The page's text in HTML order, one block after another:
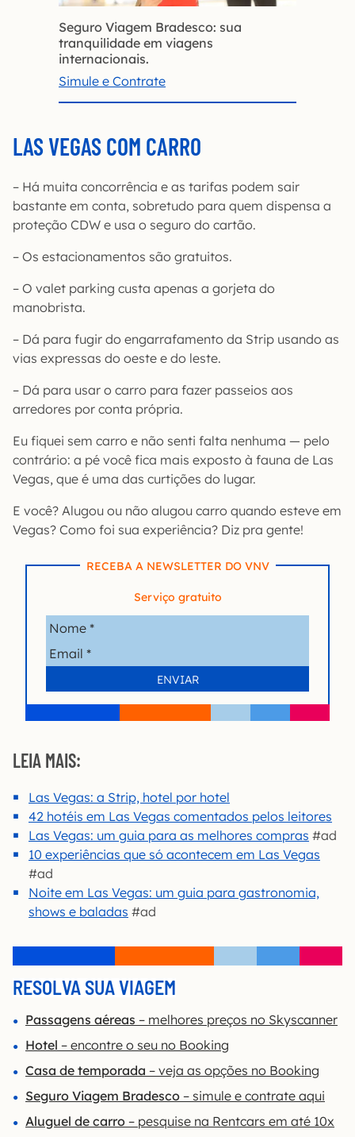
Seguro Viagem Bradesco: sua
tranquilidade em viagens
internacionais.
Simule e Contrate
LAS VEGAS COM CARRO
– Há muita concorrência e as tarifas podem sair
bastante em conta, sobretudo para quem dispensa a
proteção CDW e usa o seguro do cartão.
– Os estacionamentos são gratuitos.
– O valet parking custa apenas a gorjeta do
manobrista.
– Dá para fugir do engarrafamento da Strip usando as
vias expressas do oeste e do leste.
– Dá para usar o carro para fazer passeios aos
arredores por conta própria.
Eu fiquei sem carro e não senti falta nenhuma — pelo
contrário: a pé você fica mais exposto à fauna de Las
Vegas, que é uma das curtições do lugar.
E você? Alugou ou não alugou carro quando esteve em
Vegas? Como foi sua experiência? Diz pra gente!
RECEBA A NEWSLETTER DO VNV
Serviço gratuito
LEIA MAIS:
Las Vegas: a Strip, hotel por hotel
42 hotéis em Las Vegas comentados pelos leitores
Las Vegas: um guia para as melhores compras #ad
10 experiências que só acontecem em Las Vegas
#ad
Noite em Las Vegas: um guia para gastronomia,
shows e baladas #ad
RESOLVA SUA VIAGEM
Passagens aéreas – melhores preços no Skyscanner
Hotel – encontre o seu no Booking
Casa de temporada – veja as opções no Booking
Seguro Viagem Bradesco – simule e contrate aqui
Aluguel de carro – pesquise na Rentcars em até 10x